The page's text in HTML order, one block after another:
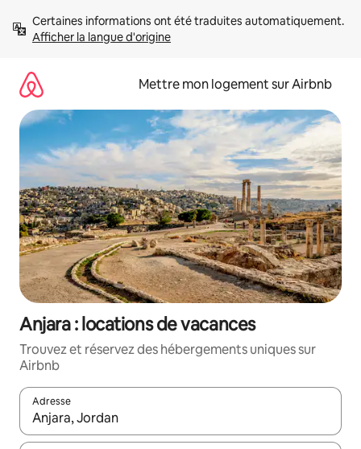
directement
Afficher la langue d'origine
Mettre mon logement sur Airbnb
Anjara : locations de vacances
Trouvez et réservez des hébergements uniques sur
Airbnb
Adresse
Lorsque les résultats s'affichent, utilisez les flèches vers le